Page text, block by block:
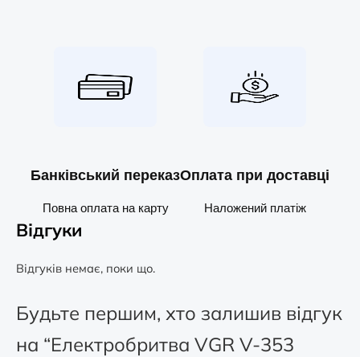
Банківський переказ
Повна оплата на карту
Оплата при доставці
Наложений платіж
Відгуки
Відгуків немає, поки що.
Будьте першим, хто залишив відгук
на “Електробритва VGR V-353